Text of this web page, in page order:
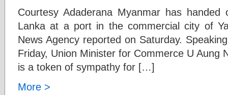
Courtesy Adaderana Myanmar has
Lanka at a port in the commercial city of
News Agency reported on Saturday.
Friday, Union Minister for Commerce U Aung
is a token of sympathy for […]
More >